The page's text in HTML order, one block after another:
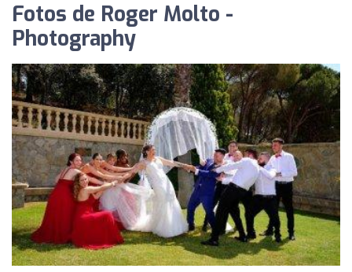
Fotos de Roger Molto -
Photography